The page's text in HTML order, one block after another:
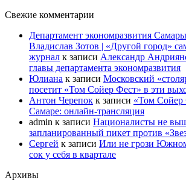
Свежие комментарии
Департамент экономразвития
Владислав Зотов | «Другой город»
журнал к записи Александр
главы департамента экономразвития
Юлиана к записи Московский
посетит «Том Сойер Фест» в эти
Антон Черепок к записи «Том Сойер
Самаре: онлайн-трансляция
admin к записи Националисты не
запланированный пикет против
Сергей к записи Или не грози
сок у себя в квартале
Архивы